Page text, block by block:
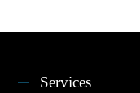
Services